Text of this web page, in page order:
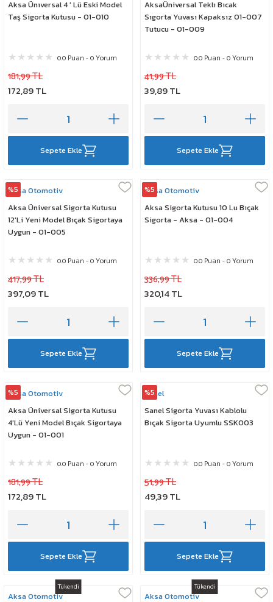
Aksa Ünıversal 4 ' Lü Eski Model
Taş Sigorta Kutusu - 01-010
0.0 Puan - 0 Yorum
181,99 TL
172,89 TL
Sepete Ekle
AksaÜniversal Teklı Bıcak
Sıgorta Yuvası Kapaksız 01-007
Tutucu - 01-009
0.0 Puan - 0 Yorum
41,99 TL
39,89 TL
Sepete Ekle
%5
Aksa Otomotiv
Aksa Üniversal Sigorta Kutusu
12'Li Yeni Model Bıçak Sigortaya
Uygun - 01-005
0.0 Puan - 0 Yorum
417,99 TL
397,09 TL
Sepete Ekle
%5
Aksa Otomotiv
Aksa Sigorta Kutusu 10 Lu Bıçak
Sigorta - Aksa - 01-004
0.0 Puan - 0 Yorum
336,99 TL
320,14 TL
Sepete Ekle
%5
Aksa Otomotiv
Aksa Üniversal Sigorta Kutusu
4'Lü Yeni Model Bıçak Sigortaya
Uygun - 01-001
0.0 Puan - 0 Yorum
181,99 TL
172,89 TL
Sepete Ekle
%5
Sanel
Sanel Sigorta Yuvası Kablolu
Bıçak Sigorta Uyumlu SSK003
0.0 Puan - 0 Yorum
51,99 TL
49,39 TL
Sepete Ekle
Tükendi
Aksa Otomotiv
Tükendi
Aksa Otomotiv